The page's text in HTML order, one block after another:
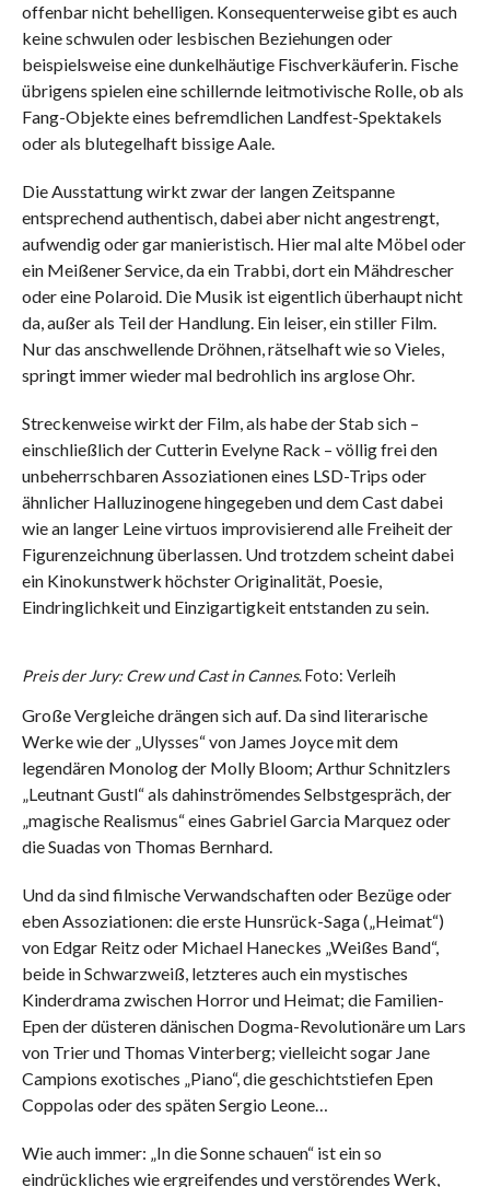
offenbar nicht behelligen. Konsequenterweise gibt es auch
keine schwulen oder lesbischen Beziehungen oder
beispielsweise eine dunkelhäutige Fischverkäuferin. Fische
übrigens spielen eine schillernde leitmotivische Rolle, ob als
Fang-Objekte eines befremdlichen Landfest-Spektakels
oder als blutegelhaft bissige Aale.
Die Ausstattung wirkt zwar der langen Zeitspanne
entsprechend authentisch, dabei aber nicht angestrengt,
aufwendig oder gar manieristisch. Hier mal alte Möbel oder
ein Meißener Service, da ein Trabbi, dort ein Mähdrescher
oder eine Polaroid. Die Musik ist eigentlich überhaupt nicht
da, außer als Teil der Handlung. Ein leiser, ein stiller Film.
Nur das anschwellende Dröhnen, rätselhaft wie so Vieles,
springt immer wieder mal bedrohlich ins arglose Ohr.
Streckenweise wirkt der Film, als habe der Stab sich –
einschließlich der Cutterin Evelyne Rack – völlig frei den
unbeherrschbaren Assoziationen eines LSD-Trips oder
ähnlicher Halluzinogene hingegeben und dem Cast dabei
wie an langer Leine virtuos improvisierend alle Freiheit der
Figurenzeichnung überlassen. Und trotzdem scheint dabei
ein Kinokunstwerk höchster Originalität, Poesie,
Eindringlichkeit und Einzigartigkeit entstanden zu sein.
Preis der Jury: Crew und Cast in Cannes. Foto: Verleih
Große Vergleiche drängen sich auf. Da sind literarische
Werke wie der „Ulysses“ von James Joyce mit dem
legendären Monolog der Molly Bloom; Arthur Schnitzlers
„Leutnant Gustl“ als dahinströmendes Selbstgespräch, der
„magische Realismus“ eines Gabriel Garcia Marquez oder
die Suadas von Thomas Bernhard.
Und da sind filmische Verwandschaften oder Bezüge oder
eben Assoziationen: die erste Hunsrück-Saga („Heimat“)
von Edgar Reitz oder Michael Haneckes „Weißes Band“,
beide in Schwarzweiß, letzteres auch ein mystisches
Kinderdrama zwischen Horror und Heimat; die Familien-
Epen der düsteren dänischen Dogma-Revolutionäre um Lars
von Trier und Thomas Vinterberg; vielleicht sogar Jane
Campions exotisches „Piano“, die geschichtstiefen Epen
Coppolas oder des späten Sergio Leone…
Wie auch immer: „In die Sonne schauen“ ist ein so
eindrückliches wie ergreifendes und verstörendes Werk,